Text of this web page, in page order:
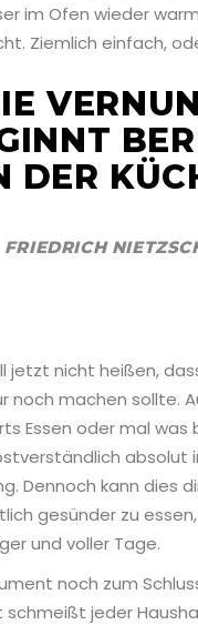
im Ofen wieder warm
Ziemlich einfach,
DER
FRIEDRICH
jetzt nicht heißen,
noch machen sollte.
Essen oder mal was
absolut
Dennoch kann dies
gesünder zu
und voller Tage.
noch zum
schmeißt jeder